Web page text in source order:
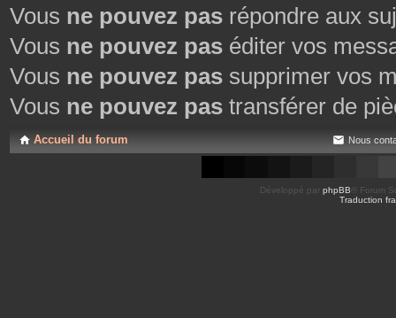
Vous ne pouvez pas répondre aux
Vous ne pouvez pas éditer vos
Vous ne pouvez pas supprimer vos
Vous ne pouvez pas transférer de
Accueil du forum Nous
Développé par phpBB ® Forum
Traduction